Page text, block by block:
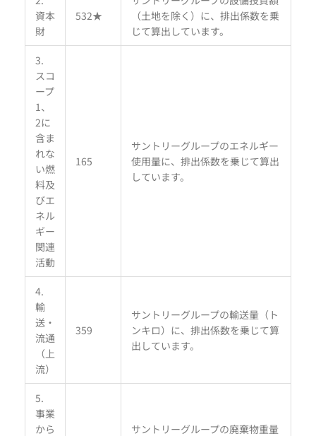
資本
財
532★
（土地を除く）に、排出係数を乗
じて算出しています。
3.
スコ
ープ
1、
2に
含ま
れな
い燃
料及
びエ
ネル
ギー
関連
活動
165
サントリーグループのエネルギー
使用量に、排出係数を乗じて算出
しています。
4.
輸
送・
流通
（上
流）
359
サントリーグループの輸送量（ト
ンキロ）に、排出係数を乗じて算
出しています。
5.
事業
から
サントリーグループの廃棄物重量